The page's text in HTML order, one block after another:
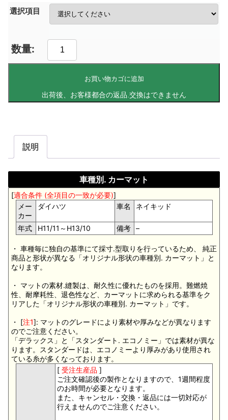
選択項目
お買い物カゴに追加
説明
車種別. カーマット
[適合条件 (全項目の一致が必要)]
メー
カー
ダイハツ 車名 ネイキッド
年式 H11/11～H13/10 備考 –
・ 車種毎に独自の基準にて採寸.型取りを行っているため、 純正
商品と形状が異なる「オリジナル形状の車種別. カーマット」と
なります。
・ マットの素材.縫製は、耐久性に優れたものを採用。難燃焼
性、耐摩耗性、退色性など、カーマットに求められる基準をク
リアした「オリジナル形状の車種別. カーマット」です。
・ [注1]: マットのグレードにより素材や厚みなどが異なります
のでご注意ください。
「デラックス」と「スタンダート. エコノミー」では素材が異な
ります。スタンダードは、エコノミーより厚みがあり使用され
ている糸が多くなっております。
[ 受注生産品 ]
ご注文確認後の製作となりますので、1週間程度
のお時間が必要となります。
また、キャンセル・交換・返品には一切対応が
行えませんのでご注意ください。